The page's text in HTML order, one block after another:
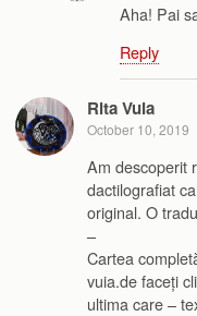
Aha! Pai
Reply
Rita Vuia
October 10, 2019
Am descoperit
dactilografiat
original. O
–
Cartea
vuia.de faceți
ultima care –